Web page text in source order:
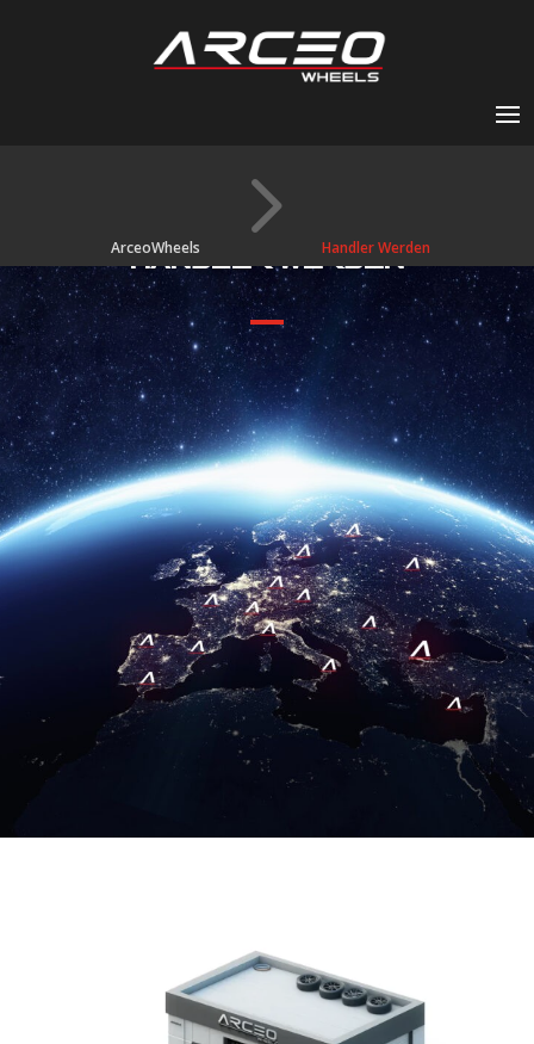
ArceoWheels 5 Handler Werden
HANDLER WERDEN